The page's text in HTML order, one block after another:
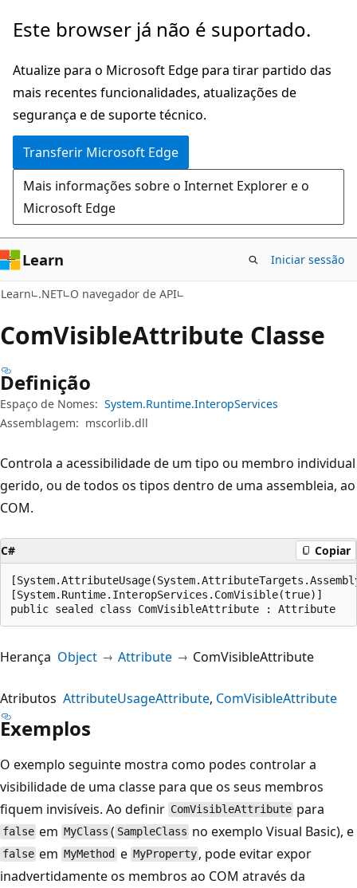
Saltar
o
conteúdo
principal
Saltar
a
navegação
na
página
Este browser já não é suportado.
Atualize para o Microsoft Edge para tirar partido das
mais recentes funcionalidades, atualizações de
segurança e de suporte técnico.
Transferir Microsoft Edge
Mais informações sobre o Internet Explorer e o
Microsoft Edge
Learn Iniciar sessão
Learn .NET O navegador de API
ComVisibleAttribute Classe
Definição
Espaço de Nomes: System.Runtime.InteropServices
Assemblagem: mscorlib.dll
Controla a acessibilidade de um tipo ou membro individual
gerido, ou de todos os tipos dentro de uma assembleia, ao
COM.
C# Copiar
[System.Runtime.InteropServices.ComVisible(true)]
public sealed class ComVisibleAttribute : Attribute
Herança Object Attribute ComVisibleAttribute
Atributos AttributeUsageAttribute ComVisibleAttribute
Exemplos
O exemplo seguinte mostra como podes controlar a
visibilidade de uma classe para que os seus membros
fiquem invisíveis. Ao definir ComVisibleAttribute para
false em MyClass ( SampleClass no exemplo Visual Basic), e
false em MyMethod e MyProperty , pode evitar expor
inadvertidamente os membros ao COM através da